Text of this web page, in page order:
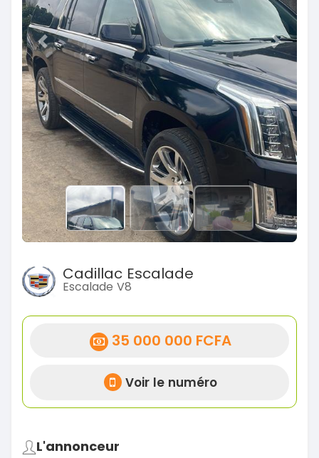
Previous Next
Cadillac Escalade
Escalade V8
35 000 000 FCFA
Voir le numéro
L'annonceur